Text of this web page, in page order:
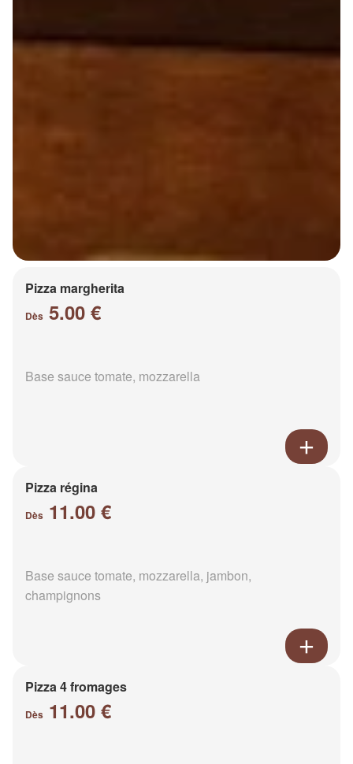
Pizza margherita
Dès 5.00 €
Base sauce tomate, mozzarella
Pizza régina
Dès 11.00 €
Base sauce tomate, mozzarella, jambon,
champignons
Pizza 4 fromages
Dès 11.00 €